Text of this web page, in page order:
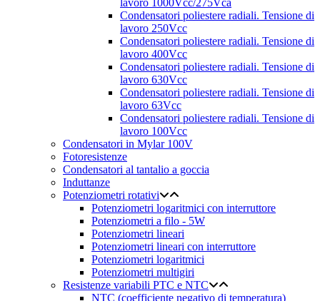
lavoro 1000Vcc/275Vca
Condensatori poliestere radiali. Tensione di
lavoro 250Vcc
Condensatori poliestere radiali. Tensione di
lavoro 400Vcc
Condensatori poliestere radiali. Tensione di
lavoro 630Vcc
Condensatori poliestere radiali. Tensione di
lavoro 63Vcc
Condensatori poliestere radiali. Tensione di
lavoro 100Vcc
Condensatori in Mylar 100V
Fotoresistenze
Condensatori al tantalio a goccia
Induttanze
Potenziometri rotativi
Potenziometri logaritmici con interruttore
Potenziometri a filo - 5W
Potenziometri lineari
Potenziometri lineari con interruttore
Potenziometri logaritmici
Potenziometri multigiri
Resistenze variabili PTC e NTC
NTC (coefficiente negativo di temperatura)